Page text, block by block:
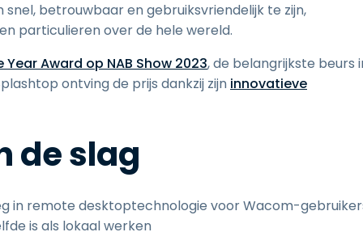
betrouwbaar en gebruiksvriendelijk te zijn,
particulieren over de hele wereld.
Award op NAB Show 2023, de belangrijkste beurs
ontving de prijs dankzij zijn innovatieve
de slag
in remote desktoptechnologie voor Wacom-
is als lokaal werken